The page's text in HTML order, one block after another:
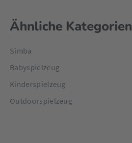
Ähnliche Kategorien
Simba
Babyspielzeug
Kinderspielzeug
Outdoorspielzeug